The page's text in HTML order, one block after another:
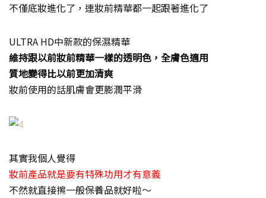
不僅底妝進化了，連妝前精華都一起跟著進化了
ULTRA HD中新款的保濕精華
維持跟以前妝前精華一樣的透明色，全膚色適用
質地變得比以前更加清爽
妝前使用的話肌膚會更膨潤平滑
其實我個人覺得
妝前產品就是要有特殊功用才有意義
不然就直接擦一般保養品就好啦～